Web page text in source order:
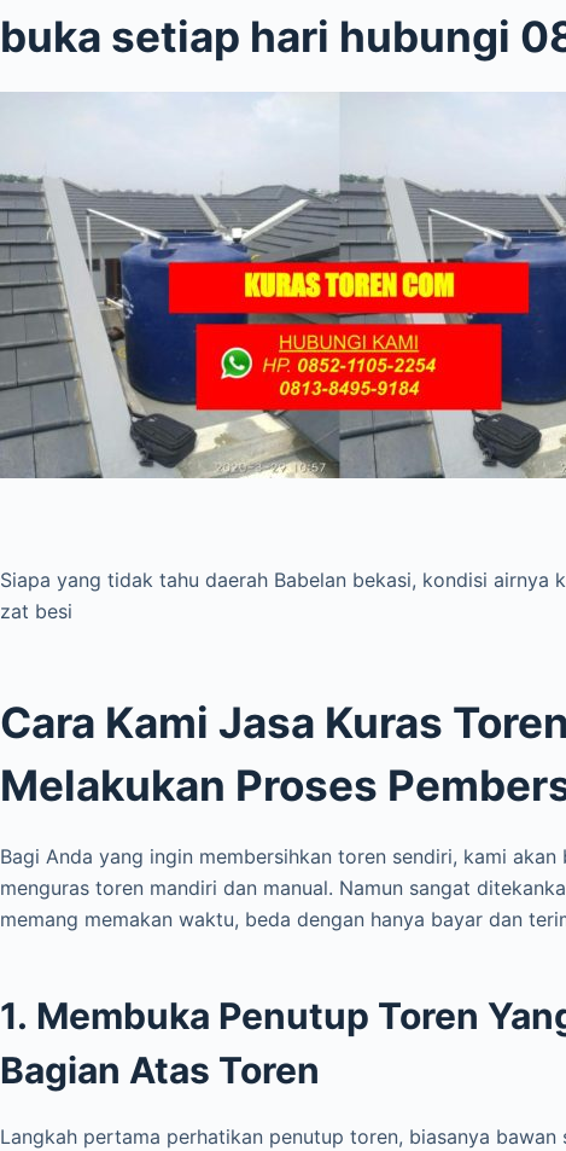
buka setiap hari hubungi
Siapa yang tidak tahu daerah Babelan bekasi, kondisi airnya
zat besi
Cara Kami Jasa Kuras
Melakukan Proses
Bagi Anda yang ingin membersihkan toren sendiri, kami
menguras toren mandiri dan manual. Namun sangat
memang memakan waktu, beda dengan hanya bayar dan
1. Membuka Penutup Toren
Bagian Atas Toren
Langkah pertama perhatikan penutup toren, biasanya